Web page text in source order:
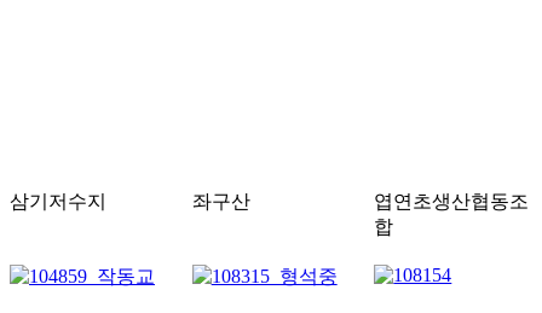
삼기저수지 좌구산
엽연초생산협동조
합